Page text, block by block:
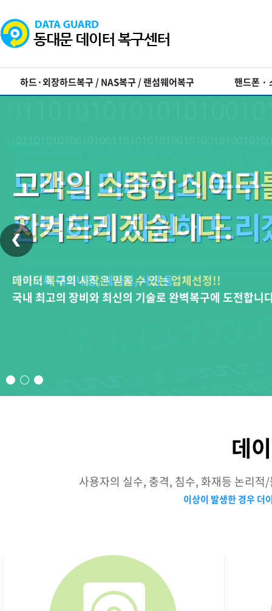
하드·외장하드복구 / NAS복구 / 랜섬웨어복구 핸드폰 ·
고객의 소중한 데이터
지켜드리겠습니다.
데이터 복구의 시작은 믿을 수 있는 업체선정!!
국내 최고의 장비와 최신의 기술로 완벽복구에 도전합니
모바일 디바이스 복구
완벽하게 지원해 드
카카오톡 대화내용, 메시지, 사진 등
국내 최고의 장비와 최신의 기술로 완벽복구에 도전합니
USB메모리, CF/SD
완벽하게 복구해 드
소중한 기억들을 저장한 메모리
국내 최고의 장비와 최신의 기술로 완벽복구에 도전합니
데
사용자의 실수, 충격, 침수, 화재등 논리
이상이 발생한 경우 더